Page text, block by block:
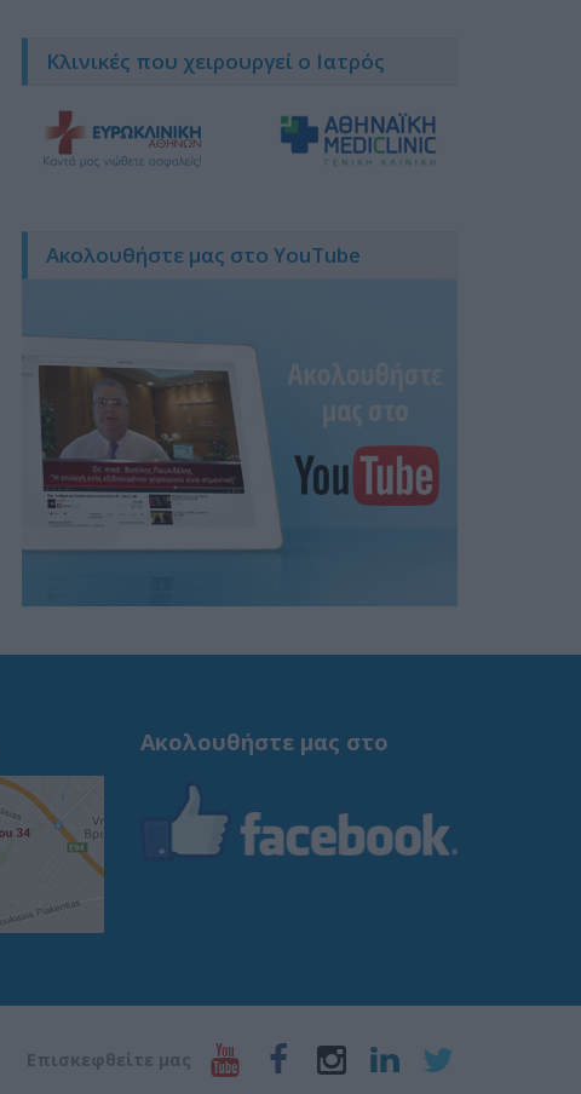
Κλινικές που χειρουργεί ο Ιατρός
Ακολουθήστε μας στο YouTube
Ακολουθήστε μας στο
Eπισκεφθείτε μας